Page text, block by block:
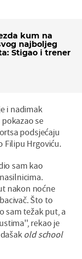
kum na
najboljeg
Stigao i trener
i nadimak
se
podsjećaju
Filipu Hrgoviću.
sam kao
nakon noćne
Što to
sam težak put, a
rekao je
old school